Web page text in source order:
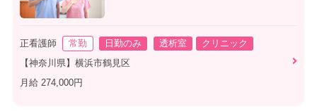
正看護師 常勤 日勤のみ 透析室
クリニック
【神奈川県】横浜市鶴見区
月給 274,000円